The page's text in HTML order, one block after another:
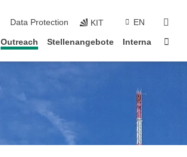
Data Protection KIT EN
Outreach Stellenangebote Interna